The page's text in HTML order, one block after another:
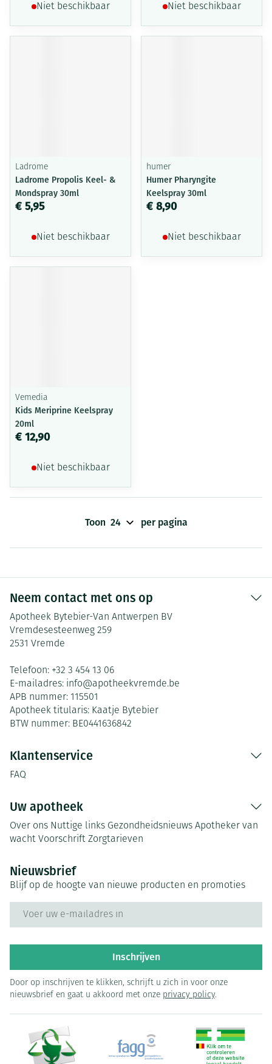
Niet beschikbaar Niet beschikbaar
Ladrome
Ladrome Propolis Keel- &
Mondspray 30ml
€ 5,95
Niet beschikbaar
humer
Humer Pharyngite
Keelspray 30ml
€ 8,90
Niet beschikbaar
Vemedia
Kids Meriprine Keelspray
20ml
€ 12,90
Niet beschikbaar
Toon per pagina
Neem contact met ons op
Apotheek Bytebier-Van Antwerpen BV
Vremdesesteenweg 259
2531 Vremde
Telefoon: +32 3 454 13 06
E-mailadres: info@apotheekvremde.be
APB nummer: 115501
Apotheek titularis: Kaatje Bytebier
BTW nummer: BE0441636842
Klantenservice
FAQ
Uw apotheek
Over ons Nuttige links Gezondheidsnieuws Apotheker van
wacht Voorschrift Zorgtarieven
Nieuwsbrief
Blijf op de hoogte van nieuwe producten en promoties
Inschrijven
Door op inschrijven te klikken, schrijft u zich in voor onze
nieuwsbrief en gaat u akkoord met onze privacy policy.